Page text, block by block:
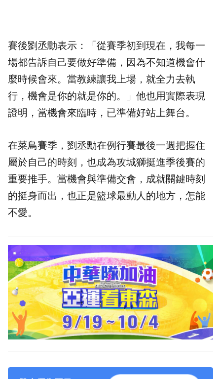
賽後劉丞勳表示：「從賽季初到現在，我每一
場都告訴自己要做好準備，因為不知道機會什
麼時候會來。當教練讓我上場，就全力去執
行，機會是你的就是你的。」他也用實際表現
證明，當機會來臨時，已準備好站上舞台。
在菜鳥賽季，劉丞勳在例行賽最後一週把握住
屬於自己的時刻，也成為攻城獅挺進季後賽的
重要推手。當機會與準備交會，成就關鍵時刻
的挺身而出，也正是籃球最動人的地方，怎能
不愛。